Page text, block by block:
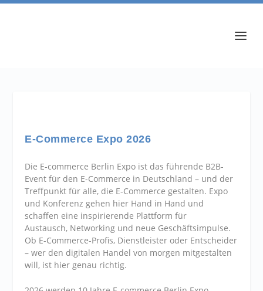
E-Commerce Expo 2026
Die E-commerce Berlin Expo ist das führende B2B-
Event für den E-Commerce in Deutschland – und der
Treffpunkt für alle, die E-Commerce gestalten. Expo
und Konferenz gehen hier Hand in Hand und
schaffen eine inspirierende Plattform für
Austausch, Networking und neue Geschäftsimpulse.
Ob E-Commerce-Profis, Dienstleister oder Entscheider
– wer den digitalen Handel von morgen mitgestalten
will, ist hier genau richtig.